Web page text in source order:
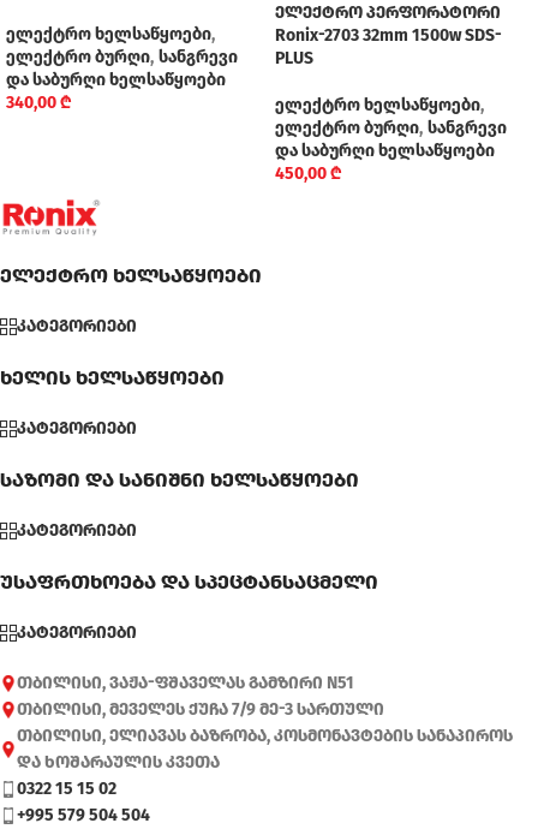
ელექტრო ხელსაწყოები,
ელექტრო ბურღი, სანგრევი
და საბურღი ხელსაწყოები
340,00₾
ელექტრო პერფორატორი
Ronix-2703 32mm 1500w SDS-
PLUS
ელექტრო ხელსაწყოები,
ელექტრო ბურღი, სანგრევი
და საბურღი ხელსაწყოები
450,00₾
ელექტრო ხელსაწყოები
კატეგორიები
ხელის ხელსაწყოები
კატეგორიები
საზომი და სანიშნი ხელსაწყოები
კატეგორიები
უსაფრთხოება და სპეცტანსაცმელი
კატეგორიები
თბილისი, ვაჟა-ფშაველას გამზირი N51
თბილისი, მეველეს ქუჩა 7/9 მე-3 სართული
თბილისი, ელიავას ბაზრობა, კოსმონავტების სანაპიროს
და ხოშარაულის კვეთა
0322 15 15 02
+995 579 504 504